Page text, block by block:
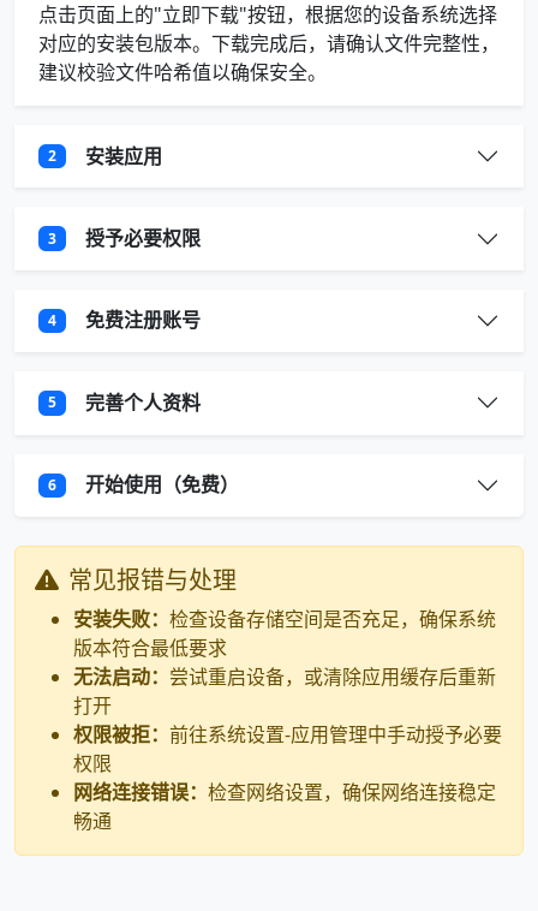
点击页面上的"立即下载"按钮，根据您的设备系统选择
对应的安装包版本。下载完成后，请确认文件完整性，
建议校验文件哈希值以确保安全。
2 安装应用
3 授予必要权限
4 免费注册账号
5 完善个人资料
6 开始使用（免费）
常见报错与处理
安装失败： 检查设备存储空间是否充足，确保系统
版本符合最低要求
无法启动： 尝试重启设备，或清除应用缓存后重新
打开
权限被拒： 前往系统设置-应用管理中手动授予必要
权限
网络连接错误： 检查网络设置，确保网络连接稳定
畅通